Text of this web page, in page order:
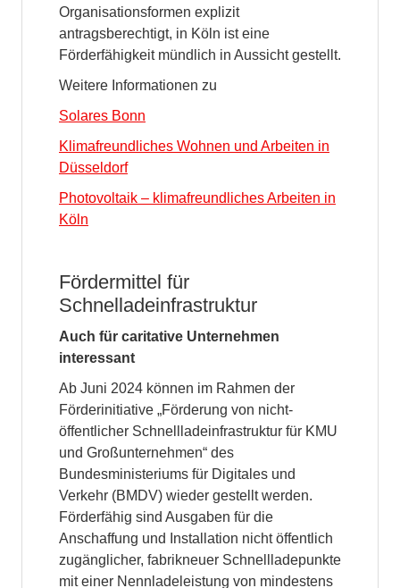
Organisationsformen explizit
antragsberechtigt, in Köln ist eine
Förderfähigkeit mündlich in Aussicht gestellt.
Weitere Informationen zu
Solares Bonn
Klimafreundliches Wohnen und Arbeiten in
Düsseldorf
Photovoltaik – klimafreundliches Arbeiten in
Köln
Fördermittel für
Schnelladeinfrastruktur
Auch für caritative Unternehmen
interessant
Ab Juni 2024 können im Rahmen der
Förderinitiative „Förderung von nicht-
öffentlicher Schnellladeinfrastruktur für KMU
und Großunternehmen“ des
Bundesministeriums für Digitales und
Verkehr (BMDV) wieder gestellt werden.
Förderfähig sind Ausgaben für die
Anschaffung und Installation nicht öffentlich
zugänglicher, fabrikneuer Schnellladepunkte
mit einer Nennladeleistung von mindestens